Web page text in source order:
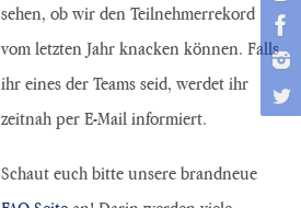
sehen, ob wir den Teilnehmerrekord
vom letzten Jahr knacken können. Falls
ihr eines der Teams seid, werdet ihr
zeitnah per E-Mail informiert.
Schaut euch bitte unsere brandneue